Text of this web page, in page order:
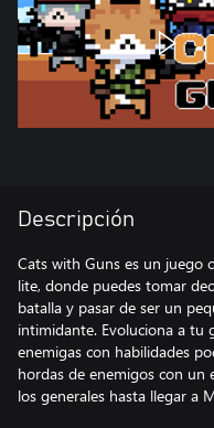
Descripción
Cats with Guns es un juego
lite, donde puedes tomar
batalla y pasar de ser un
intimidante. Evoluciona a tu
enemigas con habilidades
hordas de enemigos con
los generales hasta llegar a